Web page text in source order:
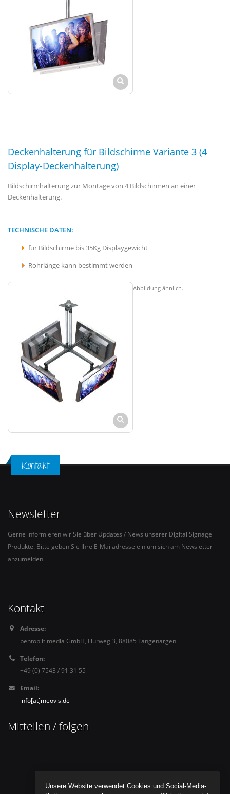
Deckenhalterung für Bildschirme Variante 3 (4
Display-Deckenhalterung)
Bildschirmhalterung zur Montage von 4 Bildschirmen an einer
Deckenhalterung.
TECHNISCHE DATEN:
für Bildschirme bis 35Kg Displaygewicht
Rohrlänge kann bestimmt werden
Abbildung ähnlich.
Kontakt
Newsletter
Gerne informieren wir Sie über Updates / News unserer Digital Signage
Produkte. Bitte geben Sie Ihre E-Mailadresse ein um sich am Newsletter
anzumelden.
Kontakt
Adresse:
bentob it media GmbH, Flurweg 3, 88085 Langenargen
Telefon:
+49 (0) 7543 / 91 31 55
Email:
info[at]meovis.de
Mitteilen / folgen
Unsere Website verwendet Cookies und Social-Media-